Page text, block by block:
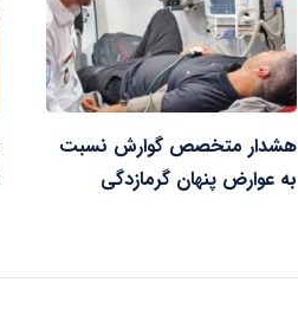
هشدار متخصص گوارش نسبت
به عوارض پنهان گرمازدگی